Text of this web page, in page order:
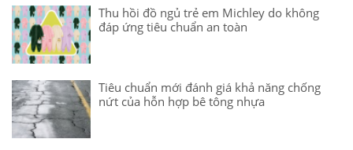
Thu hồi đồ ngủ trẻ em Michley do không
đáp ứng tiêu chuẩn an toàn
Tiêu chuẩn mới đánh giá khả năng chống
nứt của hỗn hợp bê tông nhựa